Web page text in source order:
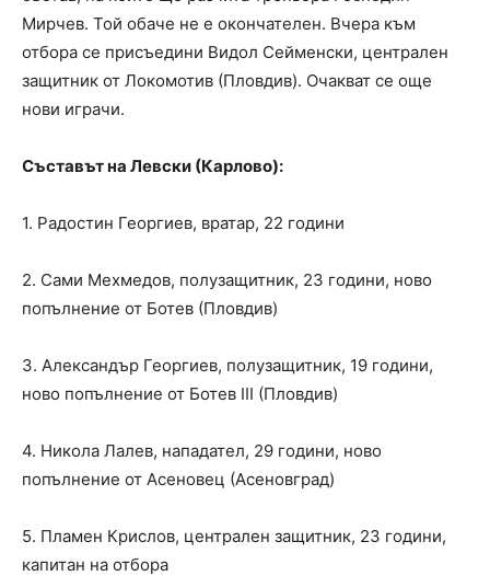
Мирчев. Той обаче не е окончателен. Вчера към
отбора се присъедини Видол Сейменски, централен
защитник от Локомотив (Пловдив). Очакват се още
нови играчи.
Съставът на Левски (Карлово):
1. Радостин Георгиев, вратар, 22 години
2. Сами Мехмедов, полузащитник, 23 години, ново
попълнение от Ботев (Пловдив)
3. Александър Георгиев, полузащитник, 19 години,
ново попълнение от Ботев III (Пловдив)
4. Никола Лалев, нападател, 29 години, ново
попълнение от Асеновец (Асеновград)
5. Пламен Крислов, централен защитник, 23 години,
капитан на отбора